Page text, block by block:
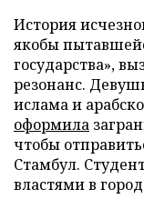
История
якобы
государства»,
резонанс.
ислама и
оформила
чтобы
Стамбул.
властями в